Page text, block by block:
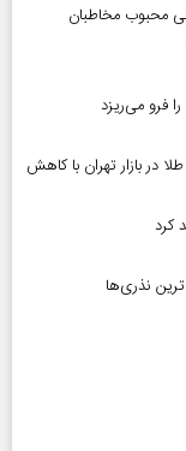
محبوب مخاطبان
فرو می‌ریزد
۱۴۰۵ | افت قیمت طلا در بازار تهران با کاهش
کرد
نذری‌ها